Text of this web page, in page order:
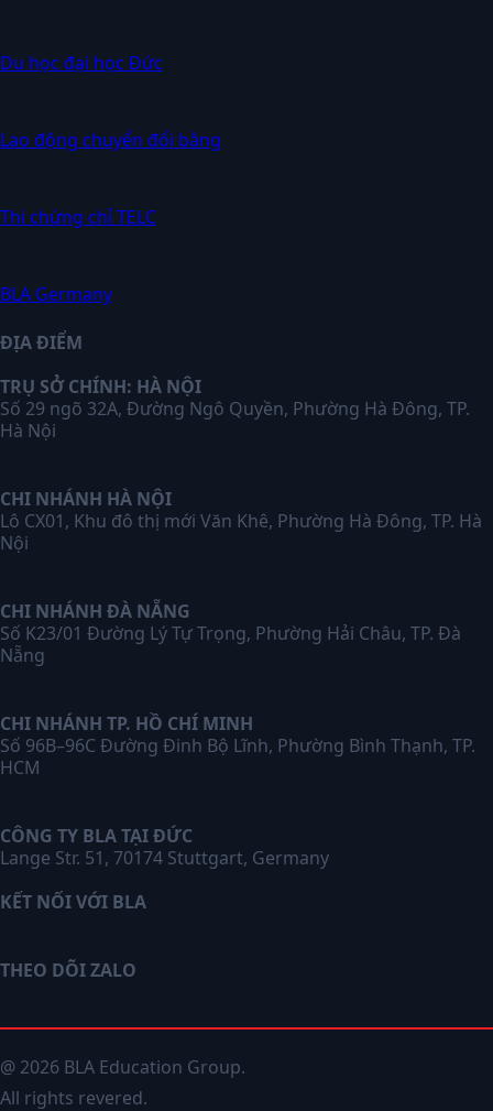
Du học đại học Đức
Lao động chuyển đổi bằng
Thi chứng chỉ TELC
BLA Germany
ĐỊA ĐIỂM
TRỤ SỞ CHÍNH: HÀ NỘI
Số 29 ngõ 32A, Đường Ngô Quyền, Phường Hà Đông, TP.
Hà Nội
CHI NHÁNH HÀ NỘI
Lô CX01, Khu đô thị mới Văn Khê, Phường Hà Đông, TP. Hà
Nội
CHI NHÁNH ĐÀ NẴNG
Số K23/01 Đường Lý Tự Trọng, Phường Hải Châu, TP. Đà
Nẵng
CHI NHÁNH TP. HỒ CHÍ MINH
Số 96B–96C Đường Đinh Bộ Lĩnh, Phường Bình Thạnh, TP.
HCM
CÔNG TY BLA TẠI ĐỨC
Lange Str. 51, 70174 Stuttgart, Germany
KẾT NỐI VỚI BLA
THEO DÕI ZALO
@ 2026 BLA Education Group.
All rights revered.